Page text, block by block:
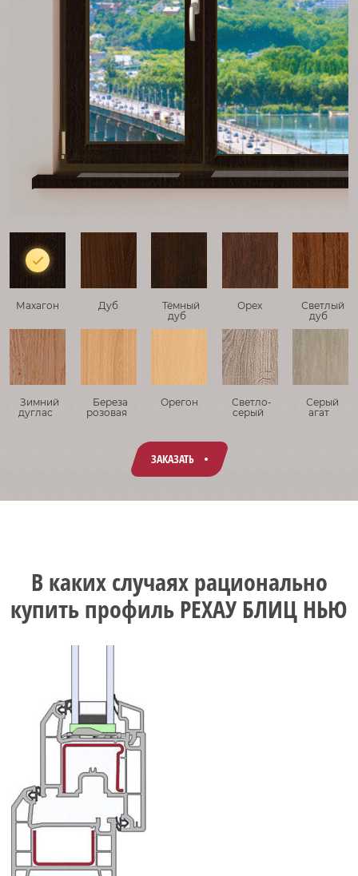
Махагон Дуб
Тёмный
дуб
Орех
Светлый
дуб
Зимний
дуглас
Береза
розовая
Орегон
Светло-
серый
Серый
агат
ЗАКАЗАТЬ
В каких случаях рационально
купить профиль РЕХАУ БЛИЦ НЬЮ